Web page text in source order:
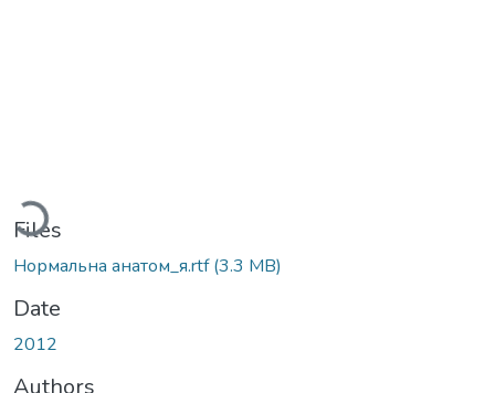
Files
Нормальна анатом_я.rtf(3.3 MB)
Date
2012
Authors